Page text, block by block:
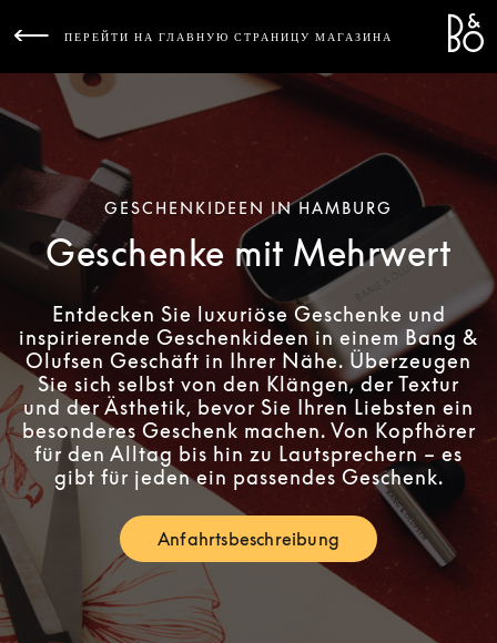
ПЕРЕЙТИ НА ГЛАВНУЮ СТРАНИЦУ МАГАЗИНА
GESCHENKIDEEN IN HAMBURG
Geschenke mit Mehrwert
Entdecken Sie luxuriöse Geschenke und
inspirierende Geschenkideen in einem Bang &
Olufsen Geschäft in Ihrer Nähe. Überzeugen
Sie sich selbst von den Klängen, der Textur
und der Ästhetik, bevor Sie Ihren Liebsten ein
besonderes Geschenk machen. Von Kopfhörer
für den Alltag bis hin zu Lautsprechern – es
gibt für jeden ein passendes Geschenk.
AnfahrtsbeschreibungLink Opens in New Tab